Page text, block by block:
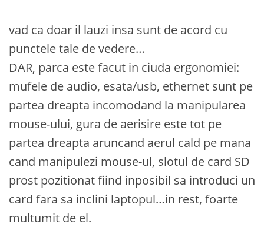
vad ca doar il lauzi insa sunt de acord cu
punctele tale de vedere…
DAR, parca este facut in ciuda ergonomiei:
mufele de audio, esata/usb, ethernet sunt pe
partea dreapta incomodand la manipularea
mouse-ului, gura de aerisire este tot pe
partea dreapta aruncand aerul cald pe mana
cand manipulezi mouse-ul, slotul de card SD
prost pozitionat fiind inposibil sa introduci un
card fara sa inclini laptopul…in rest, foarte
multumit de el.